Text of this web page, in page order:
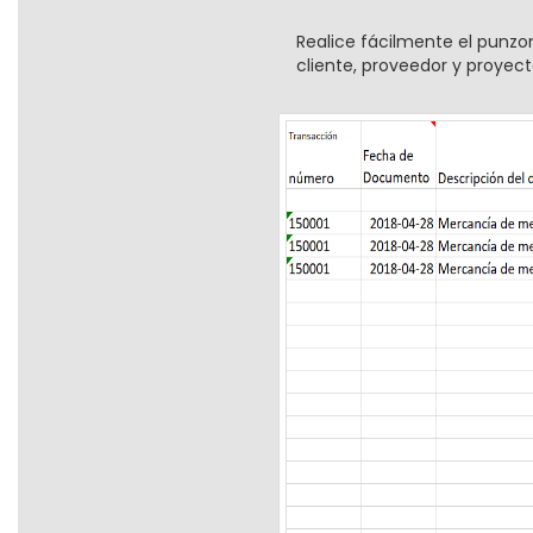
Realice fácilmente el
cliente, proveedor y